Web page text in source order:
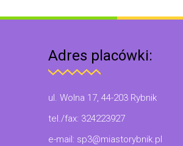
Adres placówki:
ul. Wolna 17, 44-203 Rybnik
tel./fax: 324223927
e-mail: sp3@miastorybnik.pl